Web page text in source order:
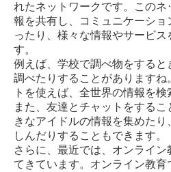
れたネットワークです。この
報を共有し、コミュニケーシ
ったり、様々な情報やサービス
す。
例えば、学校で調べ物をする
調べたりすることがありますね
トを使えば、全世界の情報を検
また、友達とチャットをする
きなアイドルの情報を集めた
しんだりすることもできます。
さらに、最近では、オンライン
てきています。オンライン教